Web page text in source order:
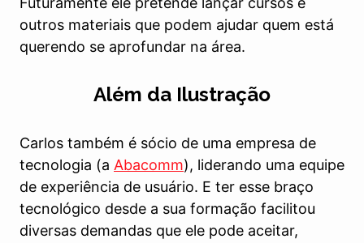
outros materiais que podem ajudar quem está
querendo se aprofundar na área.
Além da Ilustração
Carlos também é sócio de uma empresa de
tecnologia (a Abacomm), liderando uma equipe
de experiência de usuário. E ter esse braço
tecnológico desde a sua formação facilitou
diversas demandas que ele pode aceitar,